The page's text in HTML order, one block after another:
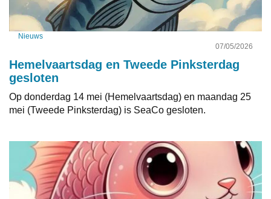
Nieuws
07/05/2026
Hemelvaartsdag en Tweede Pinksterdag
gesloten
Op donderdag 14 mei (Hemelvaartsdag) en maandag 25
mei (Tweede Pinksterdag) is SeaCo gesloten.